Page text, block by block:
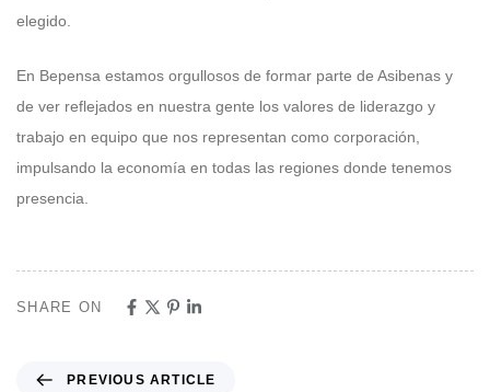
elegido.
En Bepensa estamos orgullosos de formar parte de Asibenas y
de ver reflejados en nuestra gente los valores de liderazgo y
trabajo en equipo que nos representan como corporación,
impulsando la economía en todas las regiones donde tenemos
presencia.
SHARE ON
PREVIOUS ARTICLE